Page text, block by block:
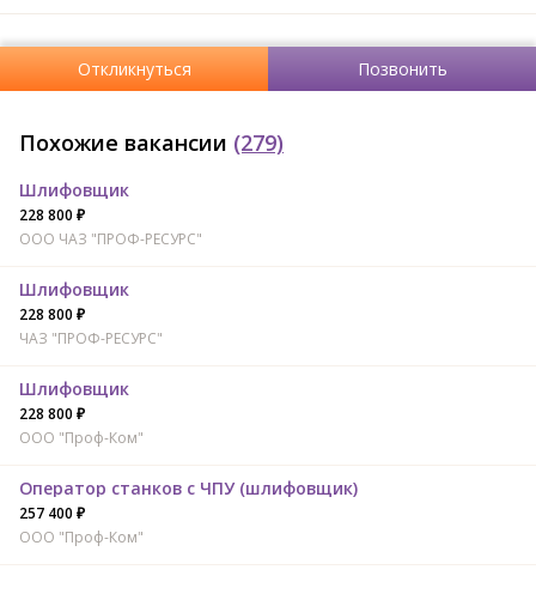
Откликнуться Позвонить
Похожие вакансии (279)
Шлифовщик
228 800 ₽
ООО ЧАЗ "ПРОФ-РЕСУРС"
Шлифовщик
228 800 ₽
ЧАЗ "ПРОФ-РЕСУРС"
Шлифовщик
228 800 ₽
ООО "Проф-Ком"
Оператор станков с ЧПУ (шлифовщик)
257 400 ₽
ООО "Проф-Ком"